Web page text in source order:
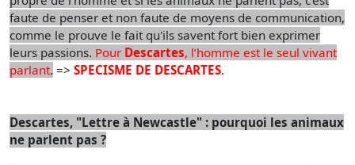
faute de penser et non faute de moyens de communication,
comme le prouve le fait qu'ils savent fort bien exprimer
leurs passions. Pour Descartes, l’homme est le seul vivant
parlant. => SPECISME DE DESCARTES.
Descartes, "Lettre à Newcastle" : pourquoi les animaux
ne parlent pas ?